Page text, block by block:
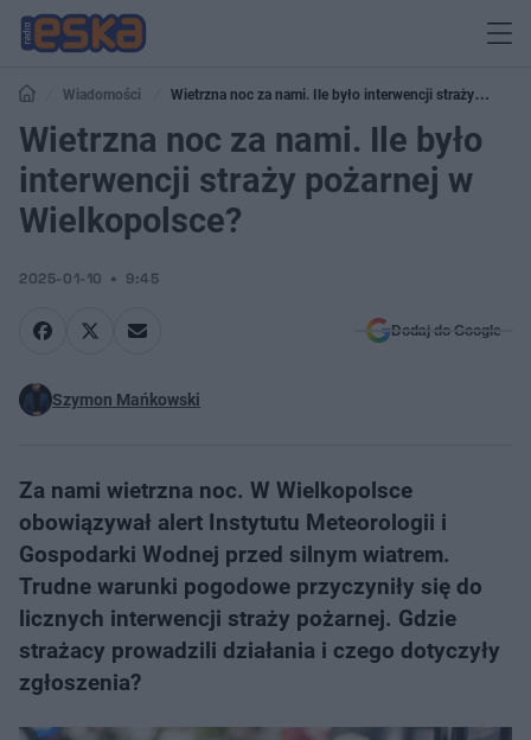
Wiadomości
Wietrzna noc za nami. Ile było interwencji straży
pożarnej w Wielkopolsce?
Wietrzna noc za nami. Ile było
interwencji straży pożarnej w
Wielkopolsce?
2025-01-10 9:45
Dodaj do Google
Szymon Mańkowski
Za nami wietrzna noc. W Wielkopolsce
obowiązywał alert Instytutu Meteorologii i
Gospodarki Wodnej przed silnym wiatrem.
Trudne warunki pogodowe przyczyniły się do
licznych interwencji straży pożarnej. Gdzie
strażacy prowadzili działania i czego dotyczyły
zgłoszenia?